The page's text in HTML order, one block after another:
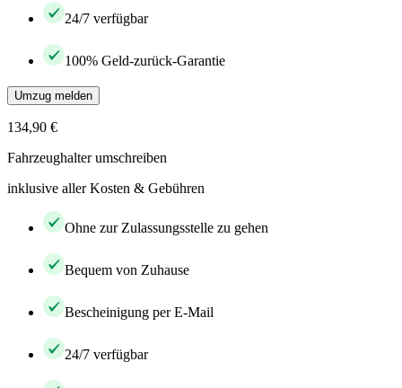
24/7 verfügbar
100% Geld-zurück-Garantie
Umzug melden
134,90 €
Fahrzeughalter umschreiben
inklusive aller Kosten & Gebühren
Ohne zur Zulassungsstelle zu gehen
Bequem von Zuhause
Bescheinigung per E-Mail
24/7 verfügbar